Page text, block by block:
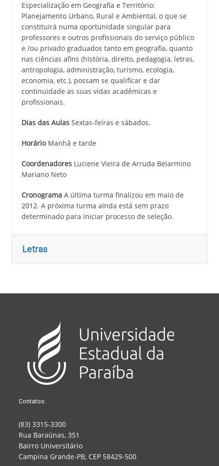
Especialização em Geografia e Território:
Planejamento Urbano, Rural e Ambiental, o que se
constituirá numa oportunidade singular para
professores e outros profissionais do serviço público
e /ou privado graduados tanto em geografia, quanto
nas ciências afins (história, direito, pedagogia, letras,
antropologia, administração, turismo, ecologia,
economia, etc.), possam se qualificar e dar
continuidade as suas vidas acadêmicas e
profissionais.
Dias das Aulas Sextas-feiras e sábados.
HorárioManhã e tarde
Coordenadores Luciene Vieira de Arruda Belarmino
Mariano Neto
Cronograma A última turma finalizou em maio de
2012. A próxima turma ainda está sem prazo
determinado para iniciar processo de seleção.
Letras
Contatos:
(83) 3315-3300
Rua Baraúnas, 351
Bairro Universitário
Campina Grande-PB, CEP 58429-500